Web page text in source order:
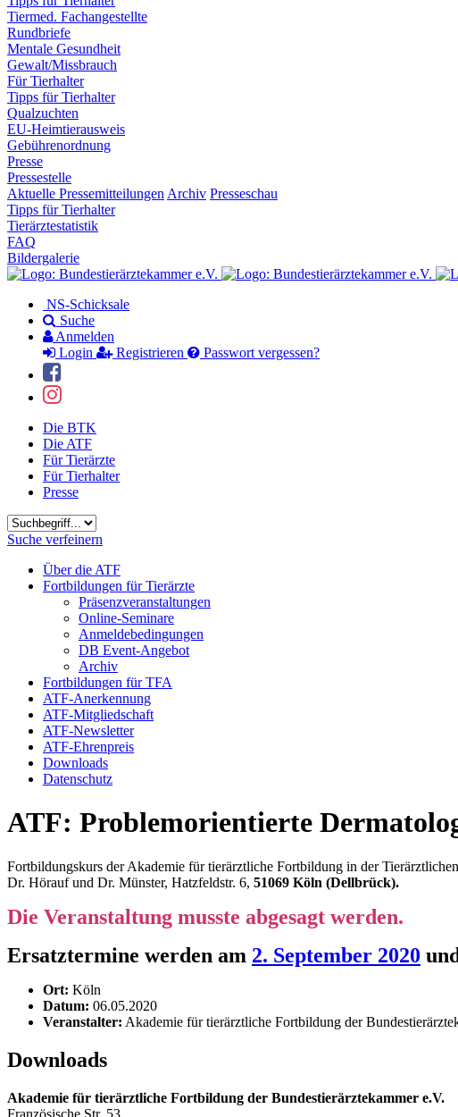
Tiermed. Fachangestellte
Rundbriefe
Mentale Gesundheit
Gewalt/Missbrauch
Für Tierhalter
Tipps für Tierhalter
Qualzuchten
EU-Heimtierausweis
Gebührenordnung
Presse
Pressestelle
Aktuelle Pressemitteilungen Archiv Presseschau
Tipps für Tierhalter
Tierärztestatistik
FAQ
Bildergalerie
NS-Schicksale
Suche
Anmelden
Login
Registrieren Passwort vergessen?
Die BTK
Die ATF
Für Tierärzte
Für Tierhalter
Presse
Suchbegriff
Suche verfeinern
Über die ATF
Fortbildungen für Tierärzte
Präsenzveranstaltungen
Online-Seminare
Anmeldebedingungen
DB Event-Angebot
Archiv
Fortbildungen für TFA
ATF-Anerkennung
ATF-Mitgliedschaft
ATF-Newsletter
ATF-Ehrenpreis
Downloads
Datenschutz
ATF: Problemorientierte
Fortbildungskurs der Akademie für tierärztliche Fortbildung in der
Dr. Hörauf und Dr. Münster, Hatzfeldstr. 6, 51069 Köln (Dellbrück).
Die Veranstaltung musste abgesagt werden.
Ersatztermine werden am 2. September 2020
Ort: Köln
Datum: 06.05.2020
Veranstalter: Akademie für tierärztliche Fortbildung der
Downloads
Akademie für tierärztliche Fortbildung der Bundestierärztekammer e.V.
Französische Str. 53